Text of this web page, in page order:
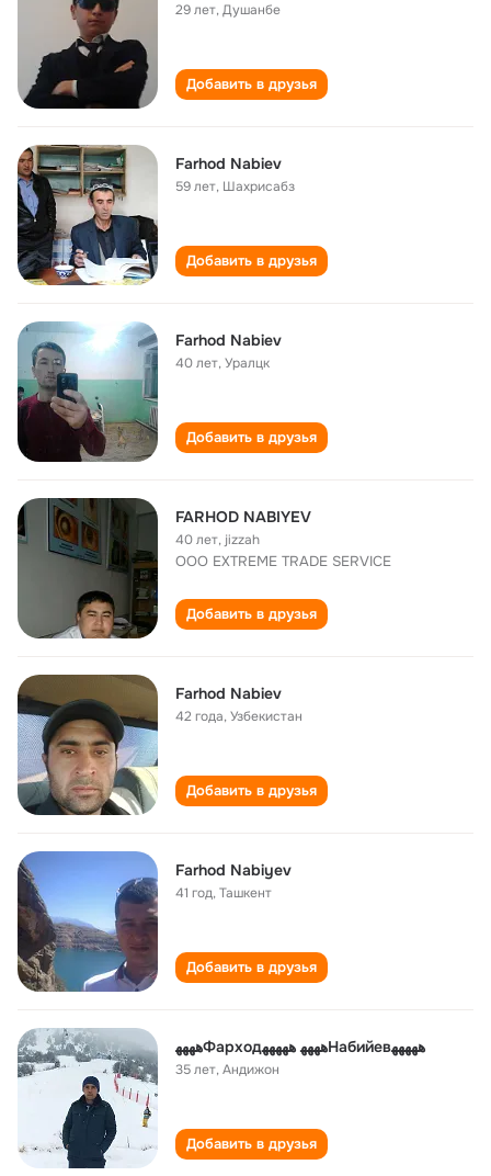
29 лет,Душанбе
Добавить в друзья
Farhod Nabiev
59 лет, Шахрисабз
Добавить в друзья
Farhod Nabiev
40 лет,Уралцк
Добавить в друзья
FARHOD NABIYEV
40 лет, jizzah
OOO EXTREME TRADE SERVICE
Добавить в друзья
Farhod Nabiev
42 года,Узбекистан
Добавить в друзья
Farhod Nabiyev
41 год,Ташкент
Добавить в друзья
ﻫﻬﻬﻬФарходﻫﻬﻬﻬ ﻫﻬﻬﻬﻬНабийевﻫﻬﻬﻬﻬ
35 лет,Андижон
Добавить в друзья